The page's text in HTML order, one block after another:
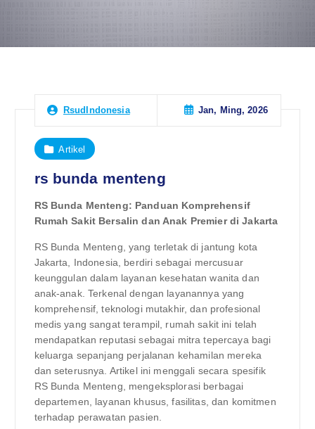
RsudIndonesia Jan, Ming, 2026
Artikel
rs bunda menteng
RS Bunda Menteng: Panduan Komprehensif
Rumah Sakit Bersalin dan Anak Premier di Jakarta
RS Bunda Menteng, yang terletak di jantung kota
Jakarta, Indonesia, berdiri sebagai mercusuar
keunggulan dalam layanan kesehatan wanita dan
anak-anak. Terkenal dengan layanannya yang
komprehensif, teknologi mutakhir, dan profesional
medis yang sangat terampil, rumah sakit ini telah
mendapatkan reputasi sebagai mitra tepercaya bagi
keluarga sepanjang perjalanan kehamilan mereka
dan seterusnya. Artikel ini menggali secara spesifik
RS Bunda Menteng, mengeksplorasi berbagai
departemen, layanan khusus, fasilitas, dan komitmen
terhadap perawatan pasien.